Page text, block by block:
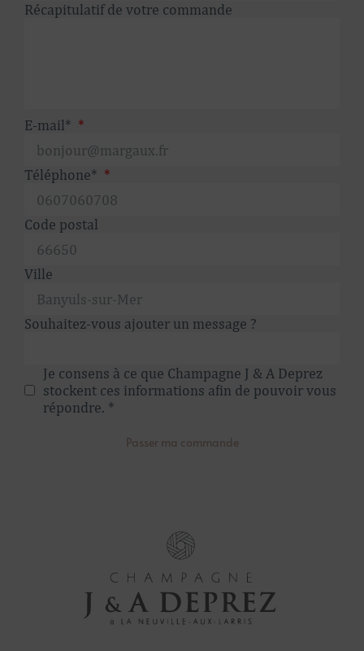
Récapitulatif de votre commande
E-mail*
Téléphone*
Code postal
Ville
Souhaitez-vous ajouter un message ?
Je consens à ce que Champagne J & A Deprez
stockent ces informations afin de pouvoir vous
répondre. *
Passer ma commande